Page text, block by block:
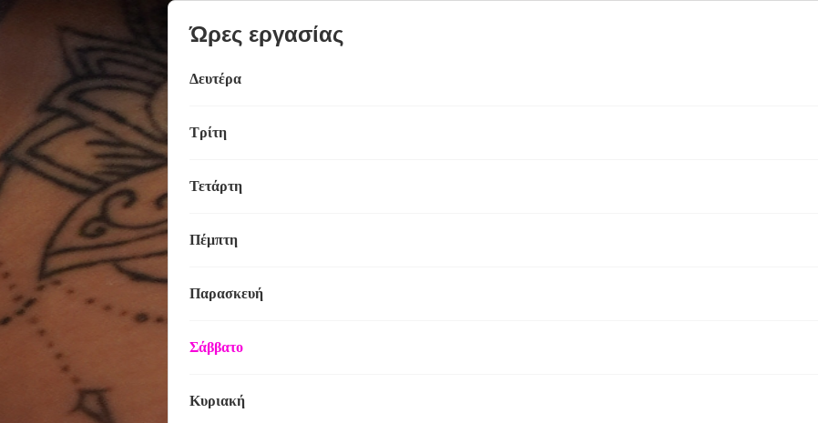
Ώρες εργασίας
Δευτέρα
Τρίτη
Τετάρτη
Πέμπτη
Παρασκευή
Σάββατο
Κυριακή